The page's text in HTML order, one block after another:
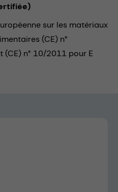
sur les matériaux
(CE) n°
n° 10/2011 pour E